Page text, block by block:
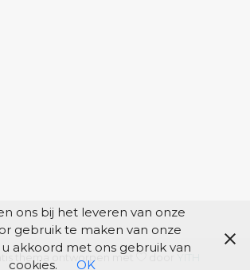
thema ontworpen met
ons bij het leveren van onze
gebruik te maken van onze
akkoord met ons gebruik van
cookies.
OK